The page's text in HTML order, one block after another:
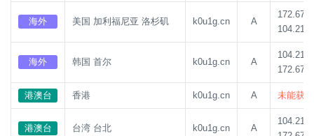
海外 美国 加利福尼亚 洛杉矶 k0u1g.cn A
海外 韩国 首尔 k0u1g.cn A
港澳台 香港 k0u1g.cn A 未能获
港澳台 台湾 台北 k0u1g.cn A